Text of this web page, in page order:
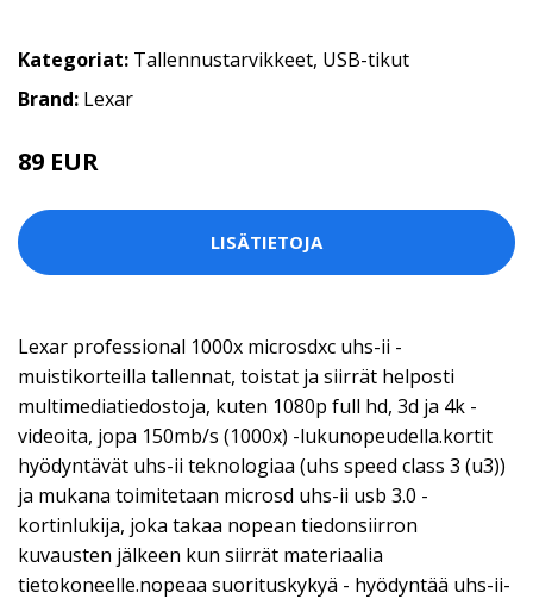
Kategoriat: Tallennustarvikkeet, USB-tikut
Brand: Lexar
89 EUR
LISÄTIETOJA
Lexar professional 1000x microsdxc uhs-ii -
muistikorteilla tallennat, toistat ja siirrät helposti
multimediatiedostoja, kuten 1080p full hd, 3d ja 4k -
videoita, jopa 150mb/s (1000x) -lukunopeudella.kortit
hyödyntävät uhs-ii teknologiaa (uhs speed class 3 (u3))
ja mukana toimitetaan microsd uhs-ii usb 3.0 -
kortinlukija, joka takaa nopean tiedonsiirron
kuvausten jälkeen kun siirrät materiaalia
tietokoneelle.nopeaa suorituskykyä - hyödyntää uhs-ii-